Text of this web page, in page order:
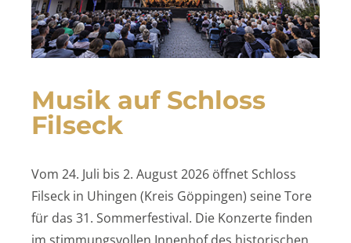
Musik auf Schloss
Filseck
Vom 24. Juli bis 2. August 2026 öffnet Schloss
Filseck in Uhingen (Kreis Göppingen) seine Tore
für das 31. Sommerfestival. Die Konzerte finden